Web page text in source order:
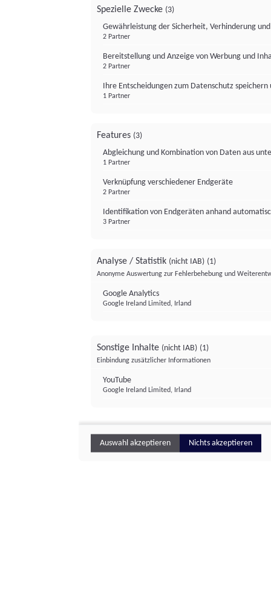
Spezielle Zwecke (3)
Gewährleistung der Sicherheit, Verhinderung
2 Partner
Bereitstellung und Anzeige von Werbung und
2 Partner
Ihre Entscheidungen zum Datenschutz
1 Partner
Features (3)
Abgleichung und Kombination von Daten aus
1 Partner
Verknüpfung verschiedener Endgeräte
2 Partner
Identifikation von Endgeräten anhand
3 Partner
Analyse / Statistik (nicht IAB) (1)
Anonyme Auswertung zur Fehlerbehebung und
Google Analytics
Google Ireland Limited, Irland
Sonstige Inhalte (nicht IAB) (1)
Einbindung zusätzlicher Informationen
YouTube
Google Ireland Limited, Irland
Auswahl akzeptieren Nichts akzeptieren